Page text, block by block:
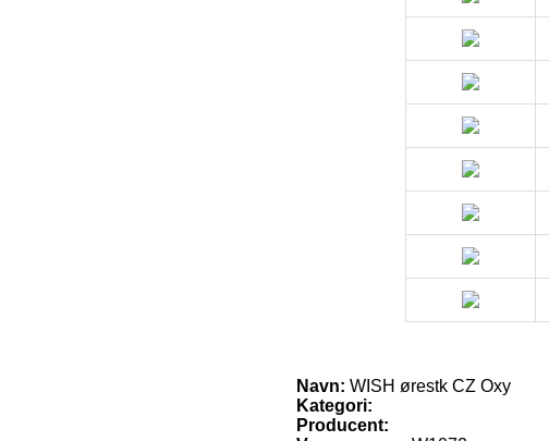
Navn: WISH ørestk CZ Oxy
Kategori:
Producent: